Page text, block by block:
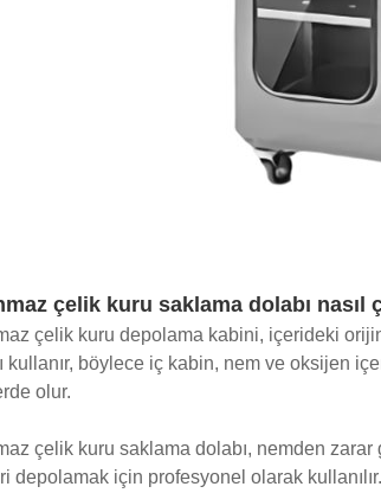
çelik kuru saklama dolabı nasıl
çelik kuru depolama kabini, içerideki
kullanır, böylece iç kabin, nem ve oksijen
olur.
çelik kuru saklama dolabı, nemden
depolamak için profesyonel olarak